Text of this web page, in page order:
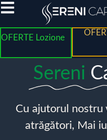
OFERTE Lozione
Sereni
Cu ajutorul
atrăgători, Mai